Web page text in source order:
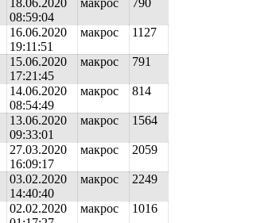
18.06.2020
08:59:04
макрос 790
16.06.2020
19:11:51
макрос 1127
15.06.2020
17:21:45
макрос 791
14.06.2020
08:54:49
макрос 814
13.06.2020
09:33:01
макрос 1564
27.03.2020
16:09:17
макрос 2059
03.02.2020
14:40:40
макрос 2249
02.02.2020
макрос 1016